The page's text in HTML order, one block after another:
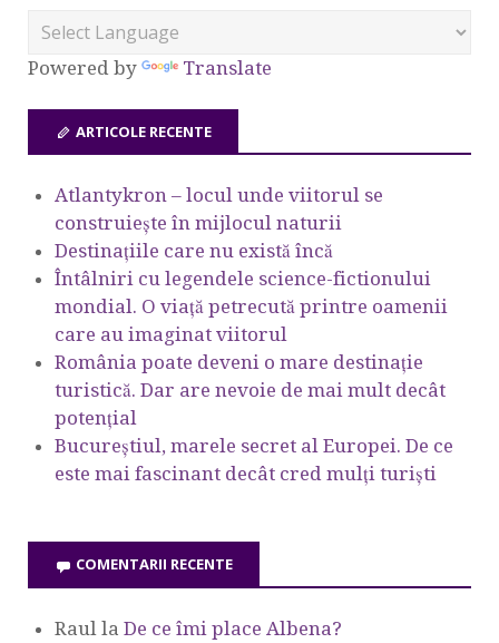
Powered by Translate
ARTICOLE RECENTE
Atlantykron – locul unde viitorul se
construiește în mijlocul naturii
Destinațiile care nu există încă
Întâlniri cu legendele science-fictionului
mondial. O viață petrecută printre oamenii
care au imaginat viitorul
România poate deveni o mare destinație
turistică. Dar are nevoie de mai mult decât
potențial
Bucureștiul, marele secret al Europei. De ce
este mai fascinant decât cred mulți turiști
COMENTARII RECENTE
Raul la De ce îmi place Albena?